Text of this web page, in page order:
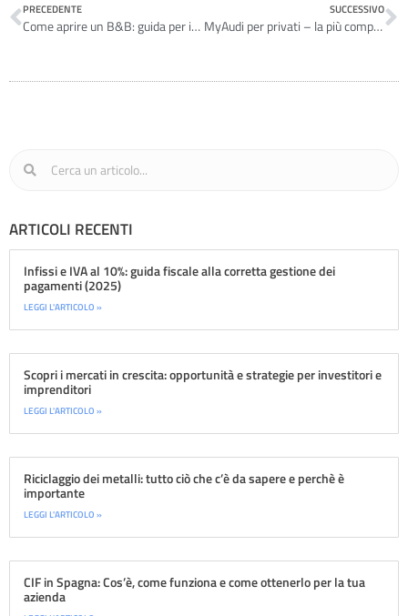
PRECEDENTE
Come aprire un B&B: guida per iniziare
SUCCESSIVO
MyAudi per privati – la più completa customer experience sul mercato
ARTICOLI RECENTI
Infissi e IVA al 10%: guida fiscale alla corretta gestione dei
pagamenti (2025)
LEGGI L'ARTICOLO »
Scopri i mercati in crescita: opportunità e strategie per investitori e
imprenditori
LEGGI L'ARTICOLO »
Riciclaggio dei metalli: tutto ciò che c’è da sapere e perchè è
importante
LEGGI L'ARTICOLO »
CIF in Spagna: Cos’è, come funziona e come ottenerlo per la tua
azienda